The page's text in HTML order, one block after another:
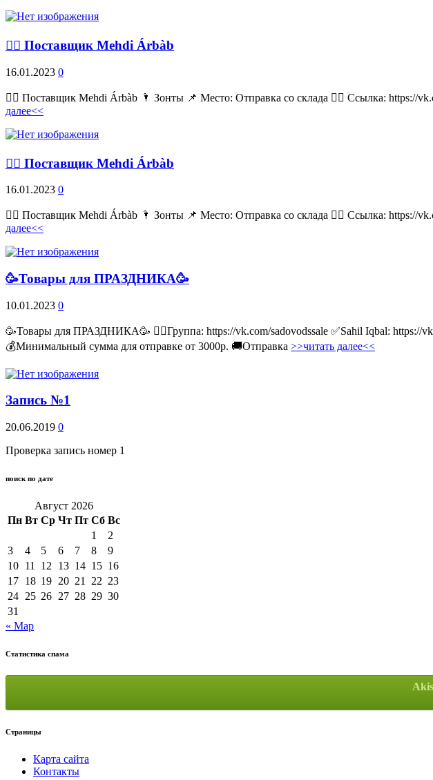
💁‍♂ Поставщик Mehdi Árbàb
16.01.2023 0
💁‍♂ Поставщик Mehdi Árbàb 🌂 Зонты 📌 Место: Отправка со склада 👉🏻 Ссылка:
далее<<
💁‍♂ Поставщик Mehdi Árbàb
16.01.2023 0
💁‍♂ Поставщик Mehdi Árbàb 🌂 Зонты 📌 Место: Отправка со склада 👉🏻 Ссылка:
далее<<
🥳Товары для ПРАЗДНИКА🥳
10.01.2023 0
🥳Товары для ПРАЗДНИКА🥳 👉🏻Группа: https://vk.com/sadovodssale ✅Sahil Iqbal:
💰Минимальный сумма для отправке от 3000р. 🚚Отправка >>читать далее<<
Запись №1
20.06.2019 0
Проверка запись номер 1
поиск по дате
Август 2026
Пн Вт Ср Чт Пт Сб Вс
1
2
3
4 5 6 7 8
9
10 11 12 13 14 15 16
17 18 19 20 21 22 23
24 25 26 27 28 29 30
31
« Мар
Статистика спама
Страницы
Карта сайта
Контакты